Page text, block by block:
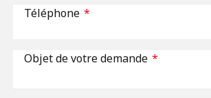
Téléphone *
Objet de votre demande *